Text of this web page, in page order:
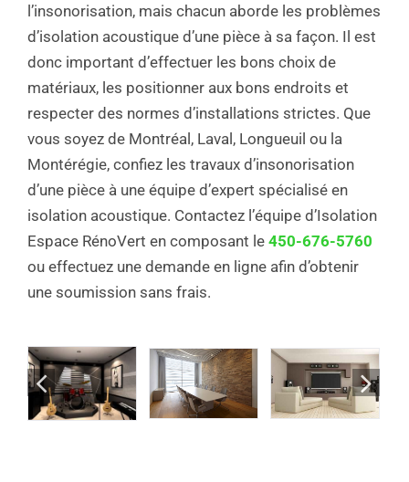
l’insonorisation, mais chacun aborde les problèmes
d’isolation acoustique d’une pièce à sa façon. Il est
donc important d’effectuer les bons choix de
matériaux, les positionner aux bons endroits et
respecter des normes d’installations strictes. Que
vous soyez de Montréal, Laval, Longueuil ou la
Montérégie, confiez les travaux d’insonorisation
d’une pièce à une équipe d’expert spécialisé en
isolation acoustique. Contactez l’équipe d’Isolation
Espace RénoVert en composant le 450-676-5760
ou effectuez une demande en ligne afin d’obtenir
une soumission sans frais.